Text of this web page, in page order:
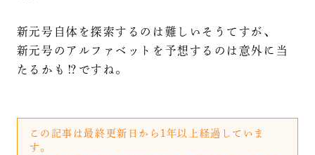
新元号自体を探索するのは難しいそうてすが、
新元号のアルファベットを予想するのは意外に当
たるかも⁉️ですね。
この記事は最終更新日から1年以上経過していま
す。